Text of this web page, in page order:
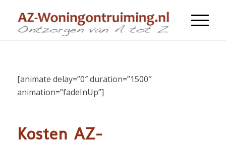
[animate delay=”0″ duration=”1500″
animation=”fadeInUp”]
Kosten AZ-